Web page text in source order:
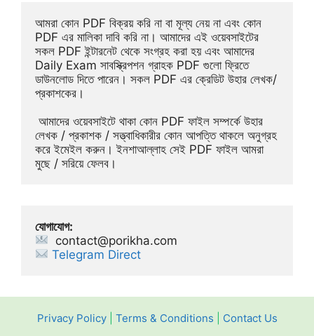
আমরা কোন PDF বিক্রয় করি না বা মূল্য নেয় না এবং কোন
PDF এর মালিকা দাবি করি না। আমাদের এই ওয়েবসাইটের
সকল PDF ইন্টারনেট থেকে সংগ্রহ করা হয় এবং আমাদের
Daily Exam সাবস্ক্রিপশন গ্রাহক PDF গুলো ফ্রিতে
ডাউনলোড দিতে পারেন। সকল PDF এর ক্রেডিট উহার লেখক/
প্রকাশকের।
লেখক / প্রকাশক / সত্ত্বাধিকারীর কোন আপত্তি থাকলে অনুগ্রহ
করে ইমেইল করুন। ইনশাআল্লাহ সেই PDF ফাইল আমরা
মুছে / সরিয়ে ফেলব।
যোগাযোগ:
contact@porikha.com
Telegram Direct
Privacy Policy| Terms & Conditions Contact Us